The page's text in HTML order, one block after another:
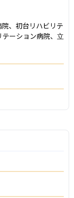
、初台リハビリテ
ーション病院、立